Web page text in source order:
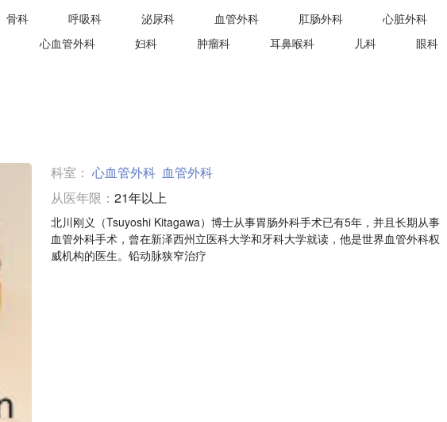
骨科 呼吸科 泌尿科 血管外科 肛肠外科 心脏外科
心血管外科 妇科 肿瘤科 耳鼻喉科 儿科 眼科
科室： 心血管外科 血管外科
从医年限： 21年以上
北川刚义（Tsuyoshi Kitagawa）博士从事胃肠外科手术已有5年，并且长期从事
血管外科手术，曾在新泽西州立医科大学和牙科大学就读，他是世界血管外科权
威机构的医生。铅动脉狭窄治疗